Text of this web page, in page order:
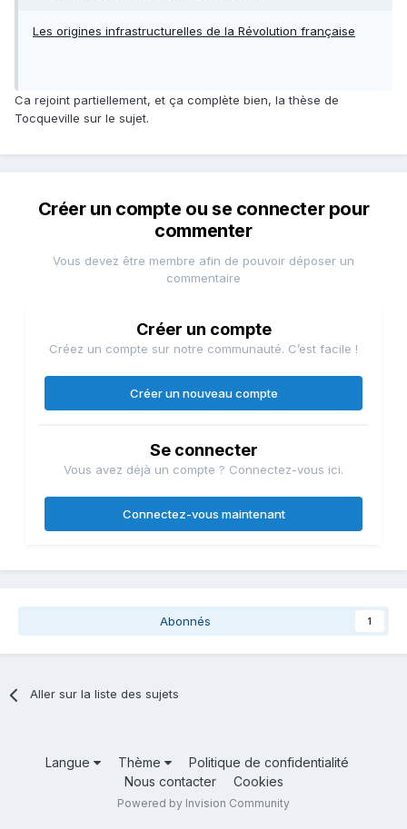
Les origines infrastructurelles de la Révolution française
Ca rejoint partiellement, et ça complète bien, la thèse de
Tocqueville sur le sujet.
Créer un compte ou se connecter pour
commenter
Vous devez être membre afin de pouvoir déposer un
commentaire
Créer un compte
Créez un compte sur notre communauté. C’est facile !
Créer un nouveau compte
Se connecter
Vous avez déjà un compte ? Connectez-vous ici.
Connectez-vous maintenant
Abonnés 1
Aller sur la liste des sujets
Langue Thème
Politique de confidentialité
Nous contacter
Cookies
Powered by Invision Community